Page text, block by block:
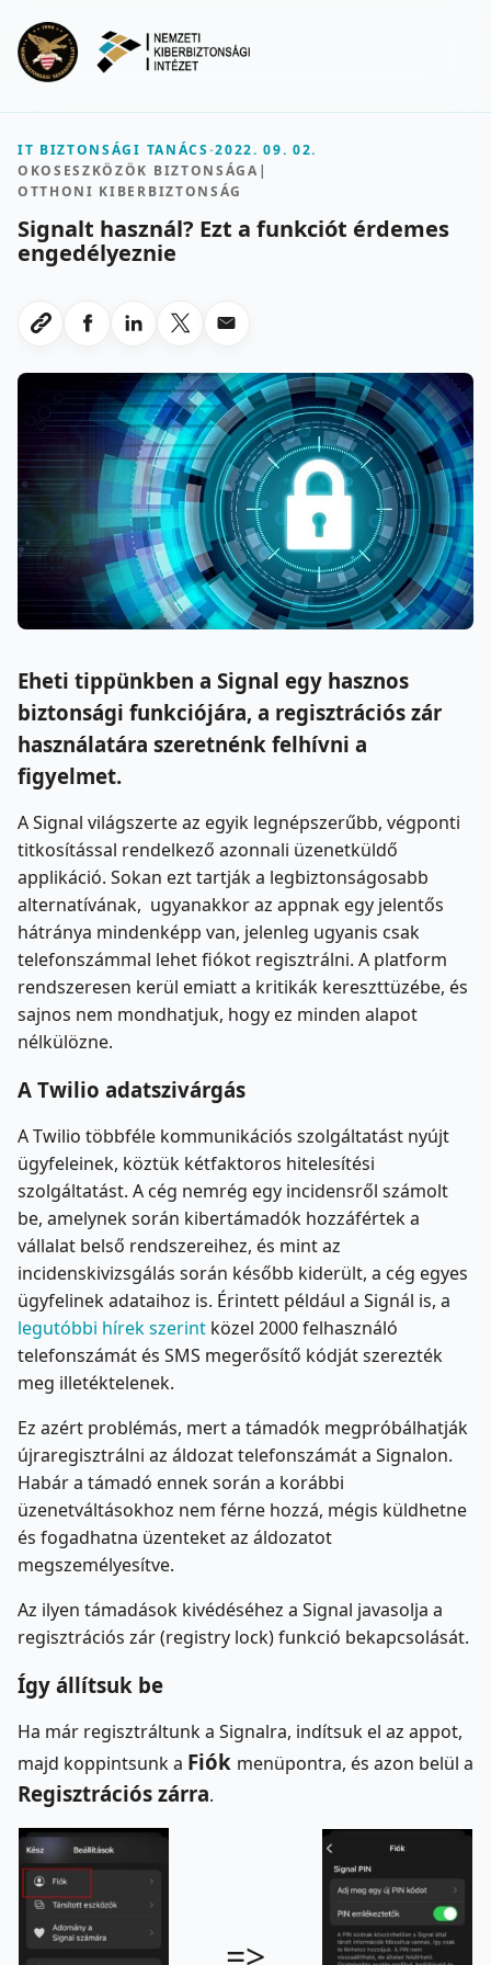
IT BIZTONSÁGI TANÁCS-2022. 09. 02.
OKOSESZKÖZÖK BIZTONSÁGA |
OTTHONI KIBERBIZTONSÁG
Signalt használ? Ezt a funkciót érdemes
engedélyeznie
Link masolasa
Megosztas Facebookon
Megosztas LinkedInen
Megosztas X-en
Megosztas emailben
Eheti tippünkben a Signal egy hasznos
biztonsági funkciójára, a regisztrációs zár
használatára szeretnénk felhívni a
figyelmet.
A Signal világszerte az egyik legnépszerűbb, végponti
titkosítással rendelkező azonnali üzenetküldő
applikáció. Sokan ezt tartják a legbiztonságosabb
alternatívának, ugyanakkor az appnak egy jelentős
hátránya mindenképp van, jelenleg ugyanis csak
telefonszámmal lehet fiókot regisztrálni. A platform
rendszeresen kerül emiatt a kritikák kereszttüzébe, és
sajnos nem mondhatjuk, hogy ez minden alapot
nélkülözne.
A Twilio adatszivárgás
A Twilio többféle kommunikációs szolgáltatást nyújt
ügyfeleinek, köztük kétfaktoros hitelesítési
szolgáltatást. A cég nemrég egy incidensről számolt
be, amelynek során kibertámadók hozzáfértek a
vállalat belső rendszereihez, és mint az
incidenskivizsgálás során később kiderült, a cég egyes
ügyfelinek adataihoz is. Érintett például a Signál is, a
legutóbbi hírek szerint közel 2000 felhasználó
telefonszámát és SMS megerősítő kódját szerezték
meg illetéktelenek.
Ez azért problémás, mert a támadók megpróbálhatják
újraregisztrálni az áldozat telefonszámát a Signalon.
Habár a támadó ennek során a korábbi
üzenetváltásokhoz nem férne hozzá, mégis küldhetne
és fogadhatna üzenteket az áldozatot
megszemélyesítve.
Az ilyen támadások kivédéséhez a Signal javasolja a
regisztrációs zár (registry lock) funkció bekapcsolását.
Így állítsuk be
Ha már regisztráltunk a Signalra, indítsuk el az appot,
majd koppintsunk a Fiók menüpontra, és azon belül a
Regisztrációs zárra.